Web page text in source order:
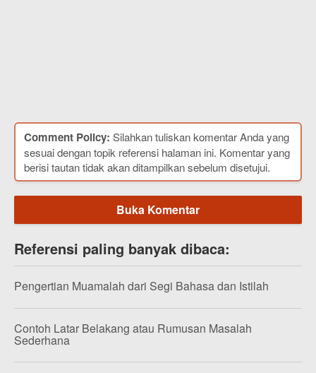
Comment Policy: Silahkan tuliskan komentar Anda yang
sesuai dengan topik referensi halaman ini. Komentar yang
berisi tautan tidak akan ditampilkan sebelum disetujui.
Buka Komentar
Referensi paling banyak dibaca:
Pengertian Muamalah dari Segi Bahasa dan Istilah
Contoh Latar Belakang atau Rumusan Masalah
Sederhana